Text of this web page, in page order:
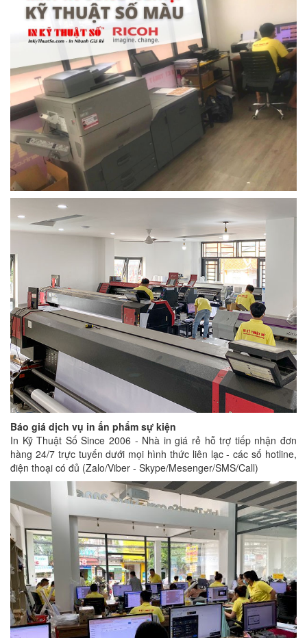
Báo giá dịch vụ in ấn phẩm sự kiện
In Kỹ Thuật Số Since 2006 - Nhà in giá rẻ hỗ trợ tiếp nhận đơn
hàng 24/7 trực tuyến dưới mọi hình thức liên lạc - các số hotline,
điện thoại có đủ (Zalo/Viber - Skype/Mesenger/SMS/Call)